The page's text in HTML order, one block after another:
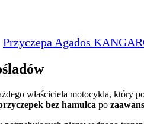
Przyczepa Agados
właściciela motocykla, który
bez hamulca po